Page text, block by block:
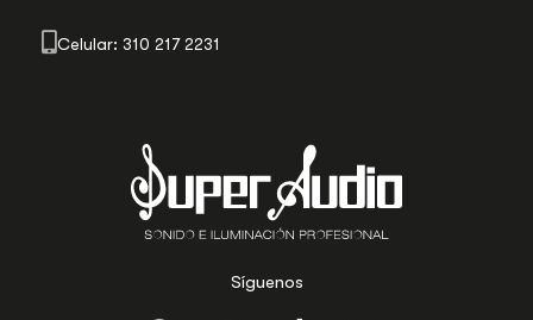
Síguenos
Celular: 310 217 2231